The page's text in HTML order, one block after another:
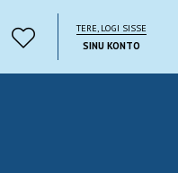
TERE, LOGI SISSE
SINU KONTO